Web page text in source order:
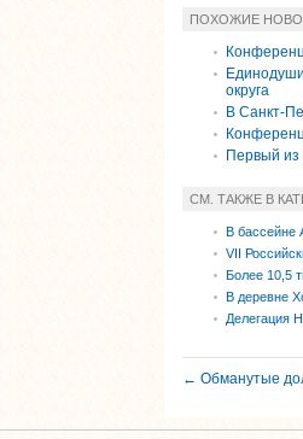
ПОХОЖИЕ
округа
В Санкт-
Первый из
СМ. ТАКЖЕ В
В бассейне
VII
Более 10,5
В деревне
Делегация
← Обманутые